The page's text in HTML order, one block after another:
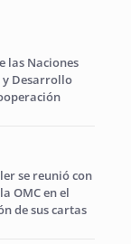
las Naciones
y Desarrollo
se reunió con
OMC en el
de sus cartas